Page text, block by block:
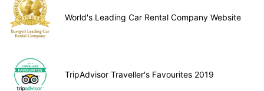
World's Leading Car Rental Company Website
TripAdvisor Traveller's Favourites 2019